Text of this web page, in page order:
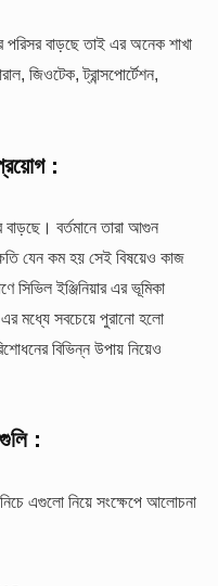
পরিসর বাড়ছে তাই এর অনেক শাখা
জিওটেক, ট্রান্সপোর্টেশন,
:
বাড়ছে। বর্তমানে তারা আগুন
যেন কম হয় সেই বিষয়েও কাজ
সিভিল ইঞ্জিনিয়ার এর ভূমিকা
মধ্যে সবচেয়ে পুরানো হলো
বিভিন্ন উপায় নিয়েও
:
এগুলো নিয়ে সংক্ষেপে আলোচনা